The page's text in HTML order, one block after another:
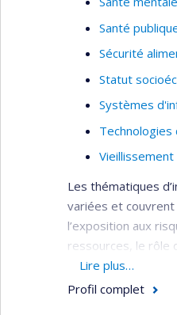
Santé
Sécurité
Statut
Systèmes
Technologies
Vieillissement
Les thématiques
variées et
l’exposition aux
ressources, le rôle
alimentaires, le
Lire plus…
Profil complet